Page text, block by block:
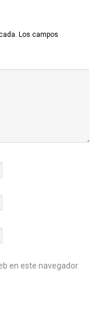
Los campos
en este navegador